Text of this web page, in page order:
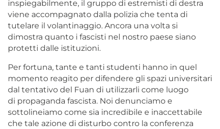
inspiegabilmente, il gruppo di estremisti di destra
viene accompagnato dalla polizia che tenta di
tutelare il volantinaggio. Ancora una volta si
dimostra quanto i fascisti nel nostro paese siano
protetti dalle istituzioni.
Per fortuna, tante e tanti studenti hanno in quel
momento reagito per difendere gli spazi universitari
dal tentativo del Fuan di utilizzarli come luogo
di propaganda fascista. Noi denunciamo e
sottolineiamo come sia incredibile e inaccettabile
che tale azione di disturbo contro la conferenza